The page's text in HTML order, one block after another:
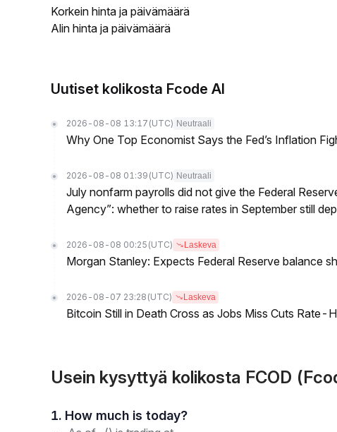
Korkein hinta ja päivämäärä
Alin hinta ja päivämäärä
Uutiset kolikosta Fcode AI
2026-08-08 13:17 (UTC) Neutraali
Why One Top Economist Says the Fed’s Inflation
2026-08-08 01:39 (UTC) Neutraali
July nonfarm payrolls did not give the Federal
Agency”: whether to raise rates in September still
2026-08-08 00:25 (UTC) Laskeva
Morgan Stanley: Expects Federal Reserve balance
2026-08-07 23:28 (UTC) Laskeva
Bitcoin Still in Death Cross as Jobs Miss Cuts Rate-
Usein kysyttyä kolikosta FCOD
1. How much is today?